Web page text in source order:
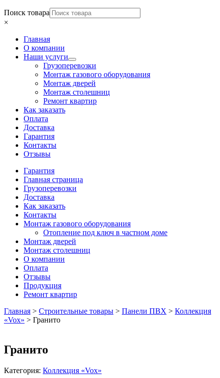
Поиск товара
×
Главная
О компании
Наши услуги
Грузоперевозки
Монтаж газового оборудования
Монтаж дверей
Монтаж столешниц
Ремонт квартир
Как заказать
Оплата
Доставка
Гарантия
Контакты
Отзывы
Гарантия
Главная страница
Грузоперевозки
Доставка
Как заказать
Контакты
Монтаж газового оборудования
Отопление под ключ в частном доме
Монтаж дверей
Монтаж столешниц
О компании
Оплата
Отзывы
Продукция
Ремонт квартир
Главная > Строительные товары > Панели ПВХ > Коллекция
«Vox» > Гранито
Гранито
Категория: Коллекция «Vox»